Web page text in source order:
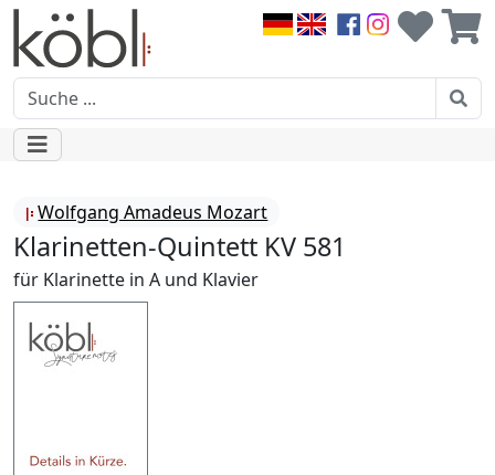
Wolfgang Amadeus Mozart
Klarinetten-Quintett KV 581
für Klarinette in A und Klavier